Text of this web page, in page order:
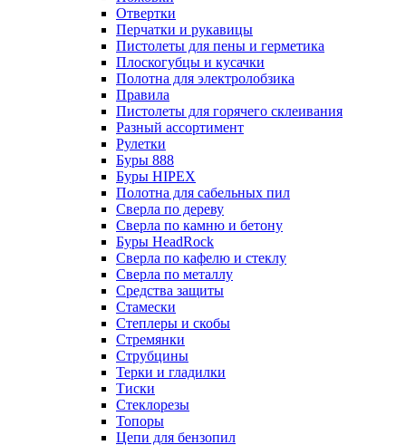
Отвертки
Перчатки и рукавицы
Пистолеты для пены и герметика
Плоскогубцы и кусачки
Полотна для электролобзика
Правила
Пистолеты для горячего склеивания
Разный ассортимент
Рулетки
Буры 888
Буры HIPEX
Полотна для сабельных пил
Сверла по дереву
Сверла по камню и бетону
Буры HeadRock
Сверла по кафелю и стеклу
Сверла по металлу
Средства защиты
Стамески
Степлеры и скобы
Стремянки
Струбцины
Терки и гладилки
Тиски
Стеклорезы
Топоры
Цепи для бензопил